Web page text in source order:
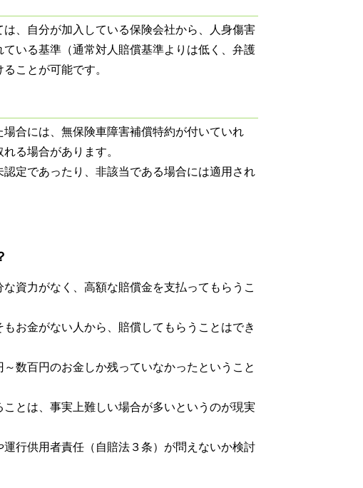
、自分が加入している保険会社から、人身傷害
いる基準（通常対人賠償基準よりは低く、弁護
ことが可能です。
合には、無保険車障害補償特約が付いていれ
る場合があります。
定であったり、非該当である場合には適用され
資力がなく、高額な賠償金を支払ってもらうこ
お金がない人から、賠償してもらうことはでき
数百円のお金しか残っていなかったということ
とは、事実上難しい場合が多いというのが現実
行供用者責任（自賠法３条）が問えないか検討